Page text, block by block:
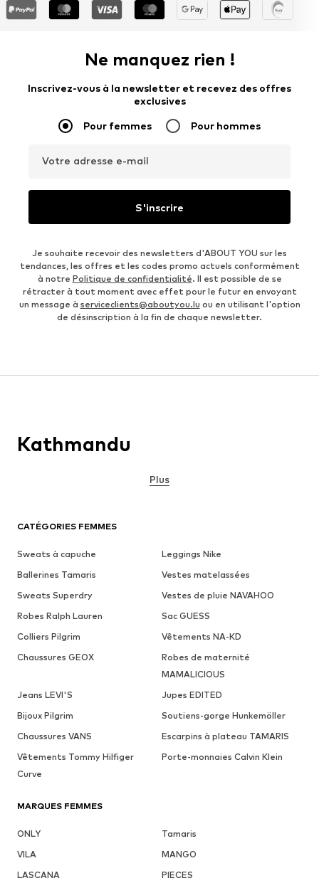
Ne manquez rien !
Inscrivez-vous à la newsletter et recevez des offres
exclusives
Pour femmes Pour hommes
Votre adresse e-mail
S'inscrire
Je souhaite recevoir des newsletters d'ABOUT YOU sur les
tendances, les offres et les codes promo actuels conformément
à notre Politique de confidentialité. Il est possible de se
rétracter à tout moment avec effet pour le futur en envoyant
un message à serviceclients@aboutyou.lu ou en utilisant l'option
de désinscription à la fin de chaque newsletter.
CATÉGORIES FEMMES
Sweats à capuche
Leggings Nike
Ballerines Tamaris
Vestes matelassées
Sweats Superdry
Vestes de pluie NAVAHOO
Robes Ralph Lauren
Sac GUESS
Colliers Pilgrim
Vêtements NA-KD
Chaussures GEOX
Robes de maternité
MAMALICIOUS
Jeans LEVI'S
Jupes EDITED
Bijoux Pilgrim
Soutiens-gorge Hunkemöller
Chaussures VANS
Escarpins à plateau TAMARIS
Vêtements Tommy Hilfiger
Curve
Porte-monnaies Calvin Klein
MARQUES FEMMES
ONLY
Tamaris
VILA
MANGO
LASCANA
PIECES
Kathmandu
Plus